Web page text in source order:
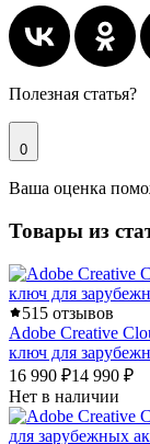
Полезная статья?
0
Ваша оценка
Товары из
515 отзывов
Adobe Creative
ключ для
16 990 ₽14 990 ₽
Нет в наличии